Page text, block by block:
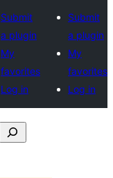
Submit
a plugin
My
favorites
Log in
Submit
a plugin
My
favorites
Log in